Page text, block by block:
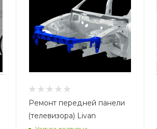
Ремонт передней панели
(телевизора) Livan